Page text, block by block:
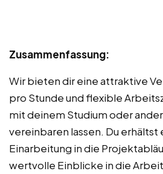
Zusammenfassung:
Wir bieten dir eine attraktive
pro Stunde und flexible
mit deinem Studium oder
vereinbaren lassen. Du erhältst
Einarbeitung in die
wertvolle Einblicke in die